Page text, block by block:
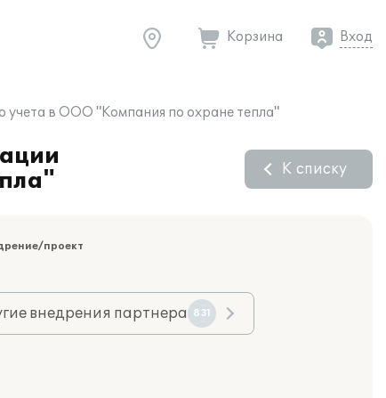
Корзина Вход
учета в ООО "Компания по охране тепла"
К списку
проект
внедрения партнера 831